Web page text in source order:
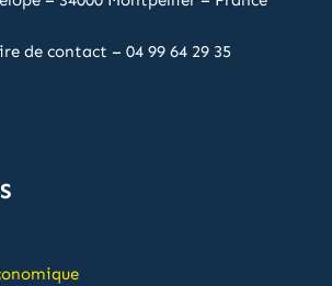
de contact – 04 99 64 29 35